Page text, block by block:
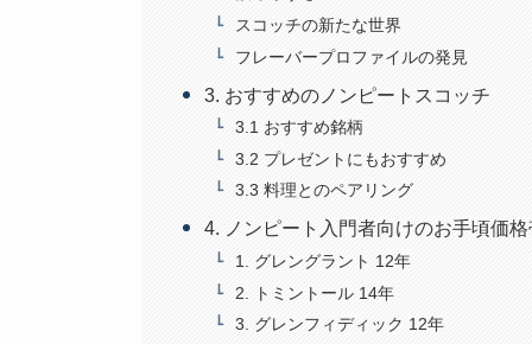
スコッチの新たな世界
フレーバープロファイルの発見
3. おすすめのノンピートスコッチ
3.1 おすすめ銘柄
3.2 プレゼントにもおすすめ
3.3 料理とのペアリング
4. ノンピート入門者向けのお手頃価
1. グレングラント 12年
2. トミントール 14年
3. グレンフィディック 12年